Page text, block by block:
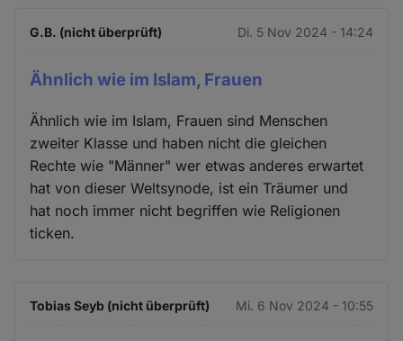
G.B. (nicht überprüft) Di. 5 Nov 2024 - 14:24
Ähnlich wie im Islam, Frauen
Ähnlich wie im Islam, Frauen sind Menschen
zweiter Klasse und haben nicht die gleichen
Rechte wie "Männer" wer etwas anderes erwartet
hat von dieser Weltsynode, ist ein Träumer und
hat noch immer nicht begriffen wie Religionen
ticken.
Tobias Seyb (nicht überprüft) Mi. 6 Nov 2024 - 10:55